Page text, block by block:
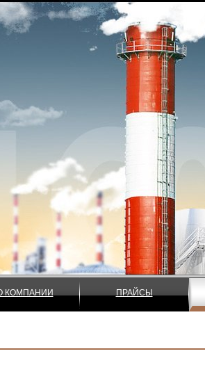
КОМПАНИИ ПРАЙСЫ